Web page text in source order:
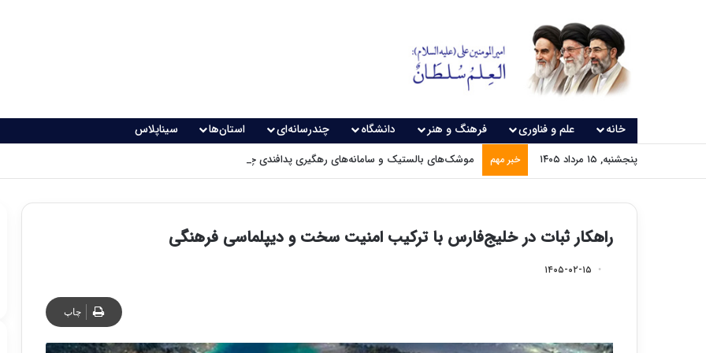
خانه علم و فناوری فرهنگ و هنر دانشگاه چندرسانه‌ای استان‌ها سیناپلاس
پنجشنبه, ۱۵ مرداد ۱۴۰۵ خبر مهم موشک‌های بالستیک و سامانه‌های رهگیری پدافندی چگونه کار می کنند؟
راهکار ثبات در خلیج‌فارس با ترکیب امنیت سخت و دیپلماسی فرهنگی
۱۴۰۵-۰۲-۱۵
چاپ